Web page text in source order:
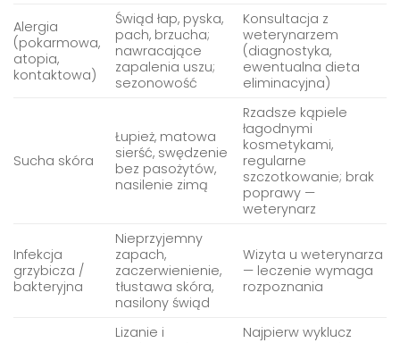
Alergia
(pokarmowa,
atopia,
kontaktowa)
Świąd łap, pyska,
pach, brzucha;
nawracające
zapalenia uszu;
sezonowość
Konsultacja z
weterynarzem
(diagnostyka,
ewentualna dieta
eliminacyjna)
Sucha skóra
Łupież, matowa
sierść, swędzenie
bez pasożytów,
nasilenie zimą
Rzadsze kąpiele
łagodnymi
kosmetykami,
regularne
szczotkowanie; brak
poprawy —
weterynarz
Infekcja
grzybicza /
bakteryjna
Nieprzyjemny
zapach,
zaczerwienienie,
tłustawa skóra,
nasilony świąd
Wizyta u weterynarza
— leczenie wymaga
rozpoznania
Lizanie i
Najpierw wyklucz